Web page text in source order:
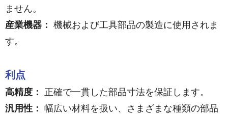
ません。
産業機器： 機械および工具部品の製造に使用されま
す。
利点
高精度： 正確で一貫した部品寸法を保証します。
汎用性： 幅広い材料を扱い、さまざまな種類の部品